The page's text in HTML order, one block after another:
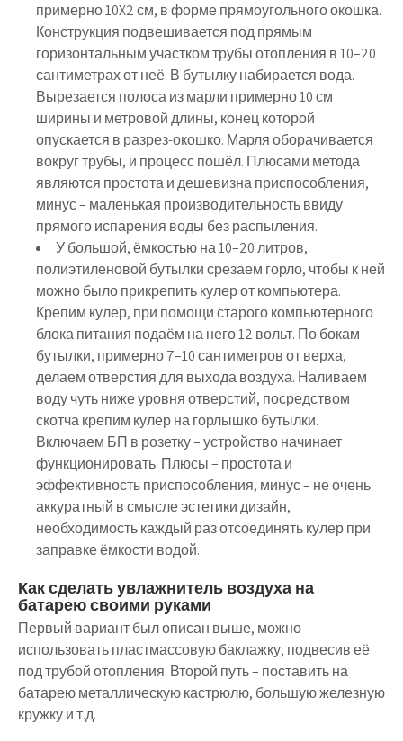
примерно 10X2 см, в форме прямоугольного окошка.
Конструкция подвешивается под прямым
горизонтальным участком трубы отопления в 10–20
сантиметрах от неё. В бутылку набирается вода.
Вырезается полоса из марли примерно 10 см
ширины и метровой длины, конец которой
опускается в разрез-окошко. Марля оборачивается
вокруг трубы, и процесс пошёл. Плюсами метода
являются простота и дешевизна приспособления,
минус – маленькая производительность ввиду
прямого испарения воды без распыления.
У большой, ёмкостью на 10–20 литров,
полиэтиленовой бутылки срезаем горло, чтобы к ней
можно было прикрепить кулер от компьютера.
Крепим кулер, при помощи старого компьютерного
блока питания подаём на него 12 вольт. По бокам
бутылки, примерно 7–10 сантиметров от верха,
делаем отверстия для выхода воздуха. Наливаем
воду чуть ниже уровня отверстий, посредством
скотча крепим кулер на горлышко бутылки.
Включаем БП в розетку – устройство начинает
функционировать. Плюсы – простота и
эффективность приспособления, минус – не очень
аккуратный в смысле эстетики дизайн,
необходимость каждый раз отсоединять кулер при
заправке ёмкости водой.
Как сделать увлажнитель воздуха на
батарею своими руками
Первый вариант был описан выше, можно
использовать пластмассовую баклажку, подвесив её
под трубой отопления. Второй путь – поставить на
батарею металлическую кастрюлю, большую железную
кружку и т.д.